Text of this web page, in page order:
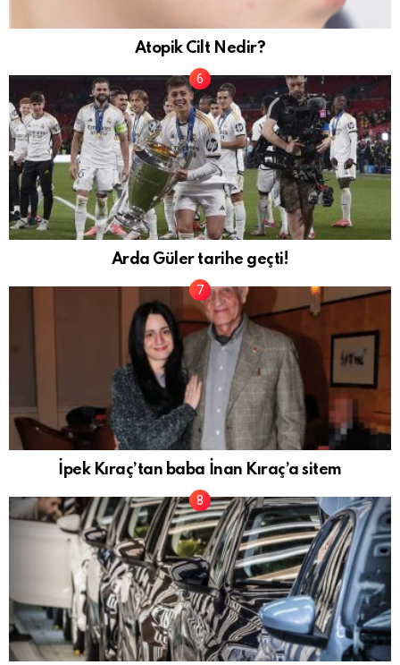
Atopik Cilt Nedir?
Arda Güler tarihe geçti!
İpek Kıraç’tan baba İnan Kıraç’a sitem